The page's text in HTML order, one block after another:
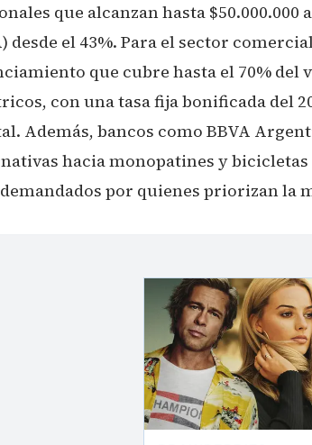
que alcanzan hasta
desde el 43%. Para el sector
que cubre hasta el 70% del
con una tasa fija bonificada del
Además, bancos como BBVA
hacia monopatines y
por quienes priorizan la